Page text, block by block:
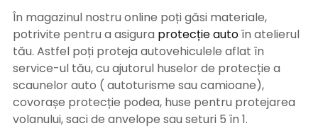
În magazinul nostru online poți găsi materiale,
potrivite pentru a asigura protecție autoîn atelierul
tău. Astfel poți proteja autovehiculele aflat în
service-ul tău, cu ajutorul huselor de protecție a
scaunelor auto ( autoturisme sau camioane),
covorașe protecție podea, huse pentru protejarea
volanului, saci de anvelope sau seturi 5 în 1.